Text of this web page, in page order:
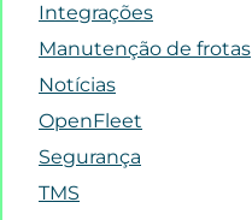
Integrações
Manutenção de frotas
Notícias
OpenFleet
Segurança
TMS